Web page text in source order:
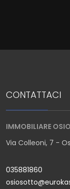
CONTATTACI
IMMOBILIARE
Via Colleoni, 7 -
035881860